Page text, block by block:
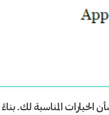
المناسبة لك.